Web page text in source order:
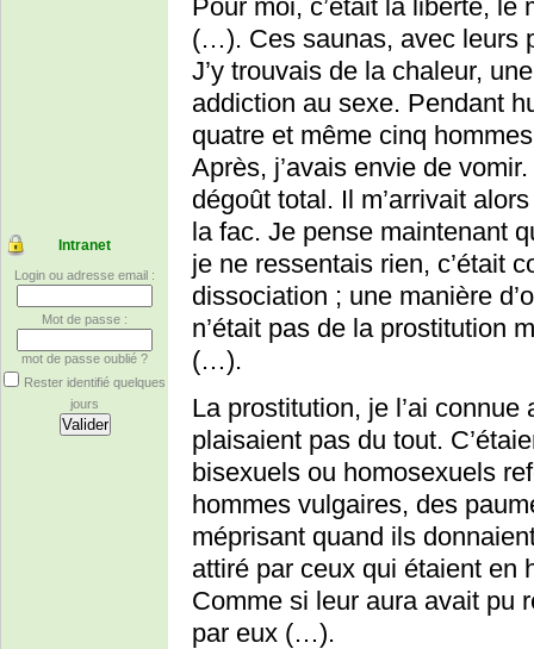
Intranet
Login ou adresse email :
Mot de passe :
mot de passe oublié ?
Rester identifié quelques
jours
Pour moi, c’était la liberté, le
(…). Ces saunas, avec leurs
J’y trouvais de la chaleur,
addiction au sexe. Pendant
quatre et même cinq
Après, j’avais envie de vomir.
dégoût total. Il m’arrivait
la fac. Je pense maintenant
je ne ressentais rien, c’était
dissociation ; une manière
n’était pas de la prostitution
(…).
La prostitution, je l’ai
plaisaient pas du tout.
bisexuels ou homosexuels
hommes vulgaires, des
méprisant quand ils
attiré par ceux qui étaient en
Comme si leur aura avait pu
par eux (…).